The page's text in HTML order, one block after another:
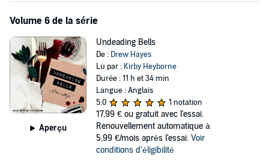
Volume 6 de la série
Aperçu
Undeading Bells
De : Drew Hayes
Lu par : Kirby Heyborne
Durée : 11 h et 34 min
Langue : Anglais
5,0
1 notation
17,99 € ou gratuit avec l'essai.
Renouvellement automatique à
5,99 €/mois après l'essai. Voir
conditions d'éligibilité